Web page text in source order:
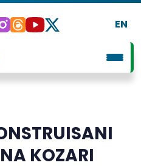
EN
KOZARI